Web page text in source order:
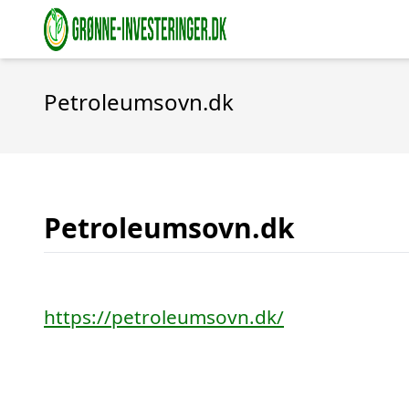
Petroleumsovn.dk
Petroleumsovn.dk
https://petroleumsovn.dk/